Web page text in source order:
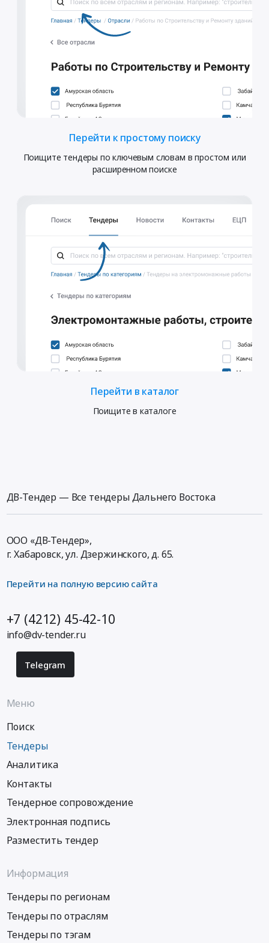
Перейти к простому поиску
Поищите тендеры по ключевым словам в простом или
расширенном поиске
Перейти в каталог
Поищите в каталоге
ДВ-Тендер — Все тендеры Дальнего Востока
ООО «ДВ-Тендер»,
г. Хабаровск,ул. Дзержинского, д. 65.
Перейти на полную версию сайта
+7 (4212) 45-42-10
info@dv-tender.ru
Telegram
Меню
Поиск
Тендеры
Аналитика
Контакты
Тендерное сопровождение
Электронная подпись
Разместить тендер
Информация
Тендеры по регионам
Тендеры по отраслям
Тендеры по тэгам